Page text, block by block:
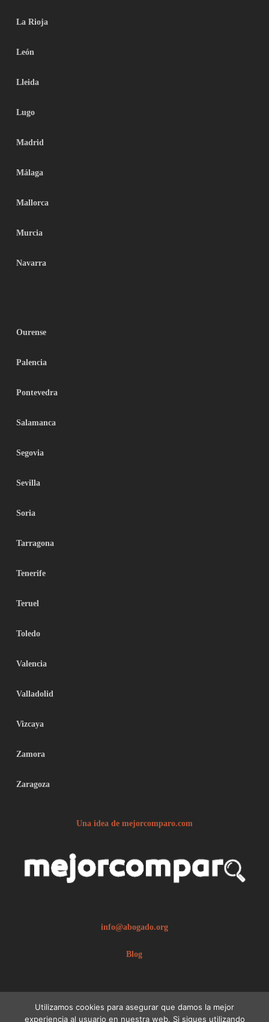
La Rioja
León
Lleida
Lugo
Madrid
Málaga
Mallorca
Murcia
Navarra
Ourense
Palencia
Pontevedra
Salamanca
Segovia
Sevilla
Soria
Tarragona
Tenerife
Teruel
Toledo
Valencia
Valladolid
Vizcaya
Zamora
Zaragoza
Una idea de mejorcomparo.com
info@abogado.org
Blog
Utilizamos cookies para asegurar que damos la mejor
experiencia al usuario en nuestra web. Si sigues utilizando